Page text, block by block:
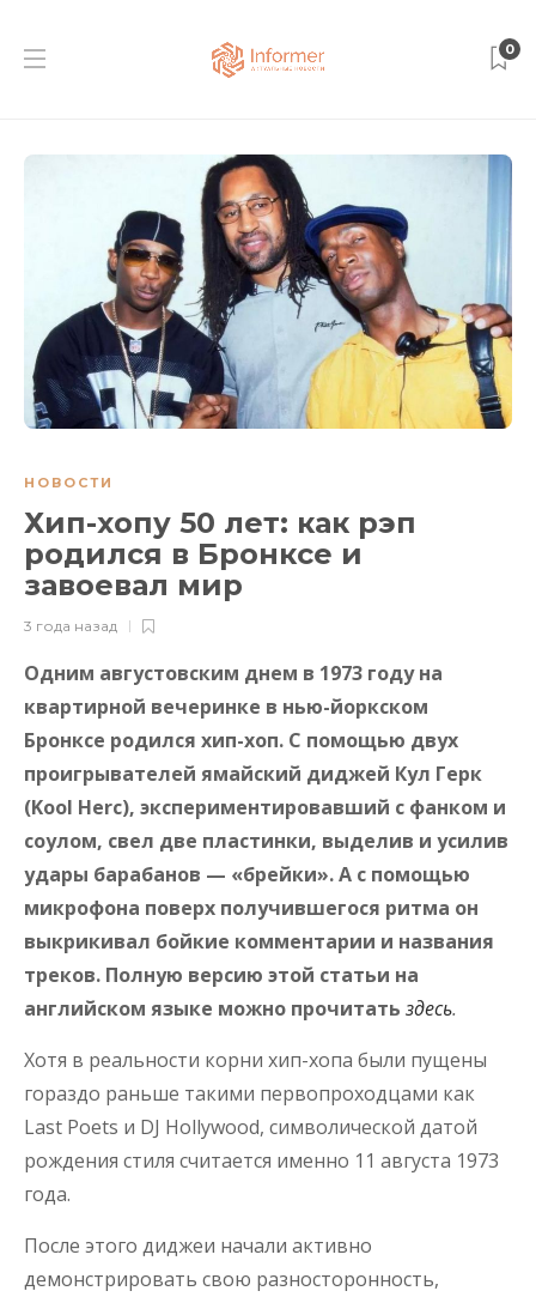
0
НОВОСТИ
Хип-хопу 50 лет: как рэп
родился в Бронксе и
завоевал мир
3 года назад
Одним августовским днем в 1973 году на
квартирной вечеринке в нью-йоркском
Бронксе родился хип-хоп. С помощью двух
проигрывателей ямайский диджей Кул Герк
(Kool Herc), экспериментировавший с фанком и
соулом, свел две пластинки, выделив и усилив
удары барабанов — «брейки». А с помощью
микрофона поверх получившегося ритма он
выкрикивал бойкие комментарии и названия
треков. Полную версию этой статьи на
английском языке можно прочитать здесь.
Хотя в реальности корни хип-хопа были пущены
гораздо раньше такими первопроходцами как
Last Poets и DJ Hollywood, символической датой
рождения стиля считается именно 11 августа 1973
года.
После этого диджеи начали активно
демонстрировать свою разносторонность,